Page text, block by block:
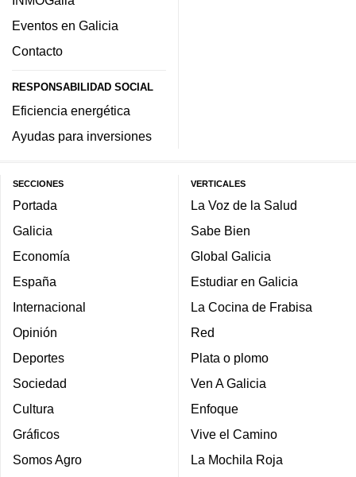
Eventos en Galicia
Contacto
RESPONSABILIDAD SOCIAL
Eficiencia energética
Ayudas para inversiones
SECCIONES
Portada
Galicia
Economía
España
Internacional
Opinión
Deportes
Sociedad
Cultura
Gráficos
Somos Agro
VERTICALES
La Voz de la Salud
Sabe Bien
Global Galicia
Estudiar en Galicia
La Cocina de Frabisa
Red
Plata o plomo
Ven A Galicia
Enfoque
Vive el Camino
La Mochila Roja